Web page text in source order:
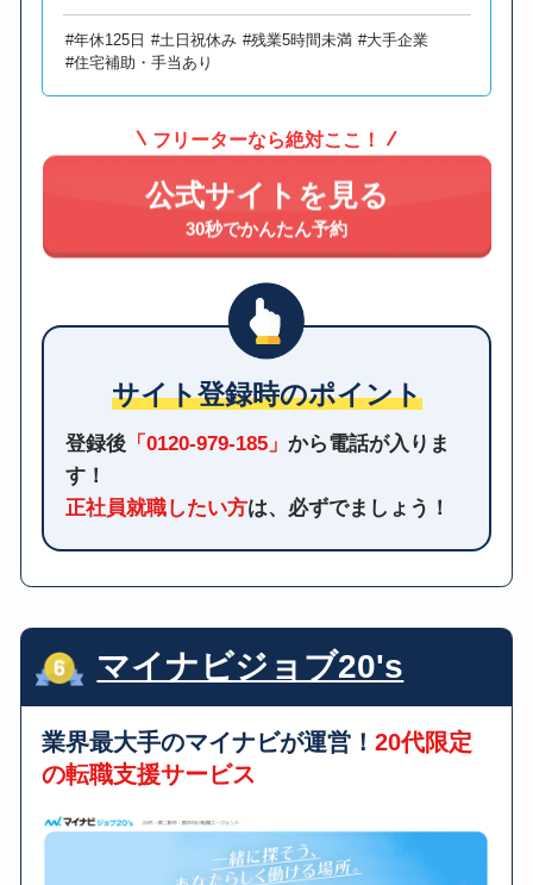
#年休125日 #土日祝休み #残業5時間未満 #大手企業
#住宅補助・手当あり
フリーターなら絶対ここ！
公式サイトを見る
30秒でかんたん予約
サイト登録時のポイント
登録後「0120-979-185」 から電話が入りま
す！
正社員就職したい方は、必ずでましょう！
マイナビジョブ20's
業界最大手のマイナビが運営！20代限定
の転職支援サービス